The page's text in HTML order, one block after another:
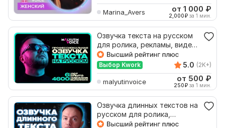
Marina_Avers от 1 000 ₽
2,000₽ за 1 мин.
Озвучка текста на русском
для ролика, рекламы, видео,
игры
Выбор Kwork 5.0 (2K+)
malyutinvoice от 500 ₽
250₽ за 1 мин.
Озвучка длинных текстов на
русском для ролика,
презентации, подкаста